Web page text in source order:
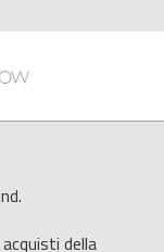
della